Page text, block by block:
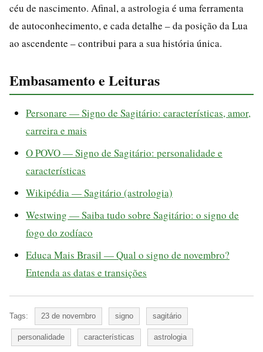
céu de nascimento. Afinal, a astrologia é uma ferramenta
de autoconhecimento, e cada detalhe – da posição da Lua
ao ascendente – contribui para a sua história única.
Embasamento e Leituras
Personare — Signo de Sagitário: características, amor,
carreira e mais
O POVO — Signo de Sagitário: personalidade e
características
Wikipédia — Sagitário (astrologia)
Westwing — Saiba tudo sobre Sagitário: o signo de
fogo do zodíaco
Educa Mais Brasil — Qual o signo de novembro?
Entenda as datas e transições
Tags: 23 de novembro signo sagitário
personalidade características astrologia